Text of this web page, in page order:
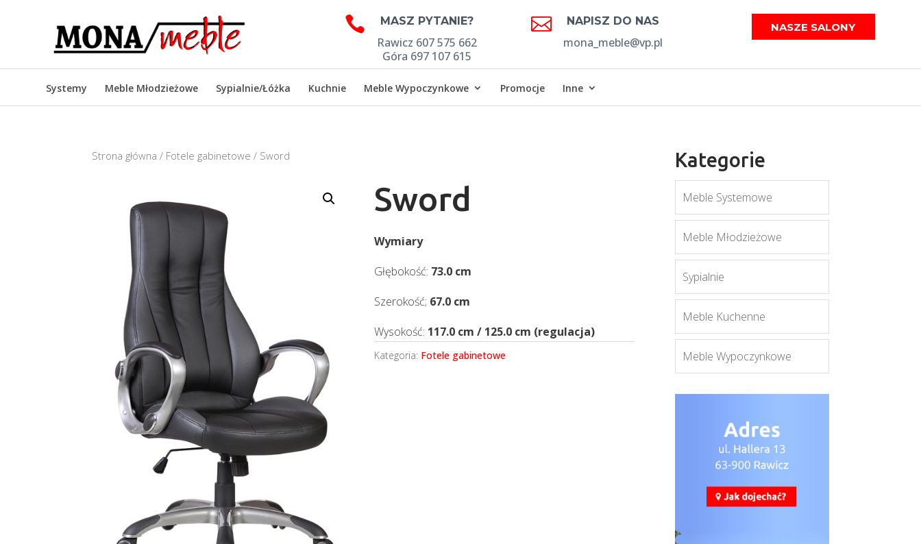
 MASZ PYTANIE?
Rawicz 607 575 662
Góra 697 107 615
 NAPISZ DO NAS
mona_meble@vp.pl
NASZE SALONY
Systemy Meble Młodzieżowe Sypialnie/Łóżka Kuchnie Meble Wypoczynkowe Promocje Inne
Strona główna / Fotele gabinetowe / Sword
Sword
Wymiary
Głębokość: 73.0 cm
Szerokość; 67.0 cm
Wysokość: 117.0 cm / 125.0 cm (regulacja)
Kategoria: Fotele gabinetowe
Kategorie
Meble Systemowe
Meble Młodzieżowe
Sypialnie
Meble Kuchenne
Meble Wypoczynkowe